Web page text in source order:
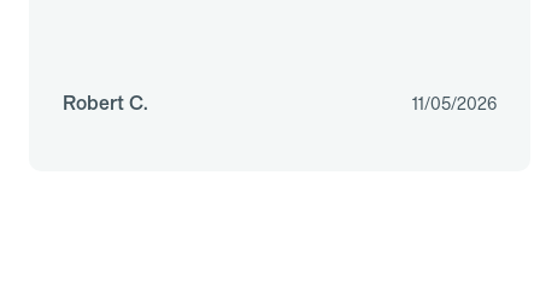
Robert C. 11/05/2026